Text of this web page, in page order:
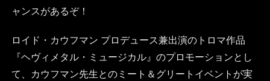
ャンスがあるぞ！
ロイド・カウフマン プロデュース兼出演のトロマ作品
『ヘヴィメタル・ミュージカル』のプロモーションとし
て、カウフマン先生とのミート＆グリートイベントが実